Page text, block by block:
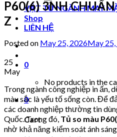
VẬT TƯ NGÀNH MAY
Shop
LIÊN HỆ
0
No products in the
0
Cart
P60(6) 3NH
Z
Posted on May 25, 2026May
25
May
Trong ngành công nghiệp in ấn,
màu sắc là yếu tố sống còn. Để
các doanh nghiệp thường tin
Quốc. Trong đó, Tủ so màu
nhờ khả năng kiểm soát ánh